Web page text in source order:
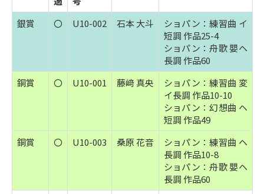
銀賞 〇 U10-002 石本 大斗
ショパン：練習曲 イ
短調 作品25-4
ショパン：舟歌 嬰ヘ
長調 作品60
銅賞
〇 U10-001 藤﨑 真央
ショパン：練習曲 変
イ長調 作品10-10
ショパン：幻想曲 ヘ
短調 作品49
銅賞
〇 U10-003 桑原 花音
ショパン：練習曲 ヘ
長調 作品10-8
ショパン：舟歌 嬰ヘ
長調 作品60